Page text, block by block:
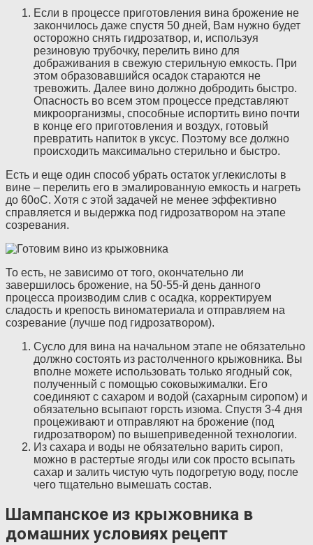
Если в процессе приготовления вина брожение не
закончилось даже спустя 50 дней, Вам нужно будет
осторожно снять гидрозатвор, и, используя
резиновую трубочку, перелить вино для
дображивания в свежую стерильную емкость. При
этом образовавшийся осадок стараются не
тревожить. Далее вино должно добродить быстро.
Опасность во всем этом процессе представляют
микроорганизмы, способные испортить вино почти
в конце его приготовления и воздух, готовый
превратить напиток в уксус. Поэтому все должно
происходить максимально стерильно и быстро.
Есть и еще один способ убрать остаток углекислоты в
вине – перелить его в эмалированную емкость и нагреть
до 60oC. Хотя с этой задачей не менее эффективно
справляется и выдержка под гидрозатвором на этапе
созревания.
То есть, не зависимо от того, окончательно ли
завершилось брожение, на 50-55-й день данного
процесса производим слив с осадка, корректируем
сладость и крепость виноматериала и отправляем на
созревание (лучше под гидрозатвором).
Сусло для вина на начальном этапе не обязательно
должно состоять из растолченного крыжовника. Вы
вполне можете использовать только ягодный сок,
полученный с помощью соковыжималки. Его
соединяют с сахаром и водой (сахарным сиропом) и
обязательно всыпают горсть изюма. Спустя 3-4 дня
процеживают и отправляют на брожение (под
гидрозатвором) по вышеприведенной технологии.
Из сахара и воды не обязательно варить сироп,
можно в растертые ягоды или сок просто всыпать
сахар и залить чистую чуть подогретую воду, после
чего тщательно вымешать состав.
Шампанское из крыжовника в
домашних условиях рецепт